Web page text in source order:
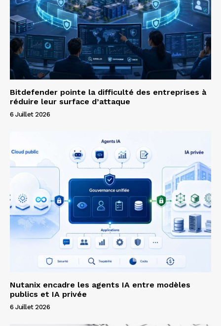
Bitdefender pointe la difficulté des entreprises à
réduire leur surface d’attaque
6 Juillet 2026
Nutanix encadre les agents IA entre modèles
publics et IA privée
6 Juillet 2026